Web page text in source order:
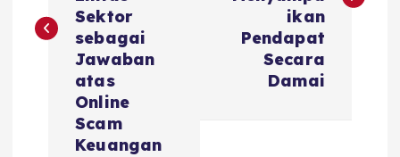
t
Sektor
sebagai
Jawaban
atas
Online
Scam
Keuangan
ikan
Pendapat
Secara
Damai